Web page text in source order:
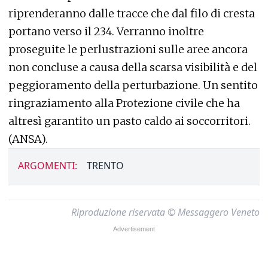
riprenderanno dalle tracce che dal filo di cresta
portano verso il 234. Verranno inoltre
proseguite le perlustrazioni sulle aree ancora
non concluse a causa della scarsa visibilità e del
peggioramento della perturbazione. Un sentito
ringraziamento alla Protezione civile che ha
altresì garantito un pasto caldo ai soccorritori.
(ANSA).
ARGOMENTI: TRENTO
Riproduzione riservata © Messaggero Veneto